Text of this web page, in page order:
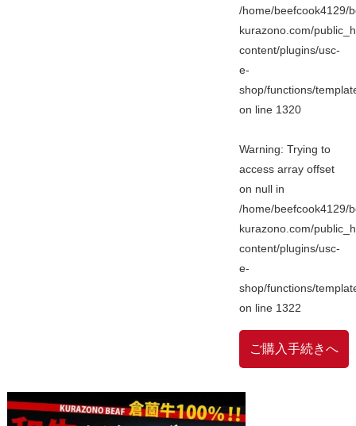
/home/beefcook4129/
kurazono.com/
content/plugins/usc-
e-
shop/functions/
on line 1320
Warning: Trying to
access array offset
on null in
/home/beefcook4129/
kurazono.com/
content/plugins/usc-
e-
shop/functions/
on line 1322